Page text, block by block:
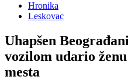
Hronika
Leskovac
Uhapšen
vozilom udario
mesta